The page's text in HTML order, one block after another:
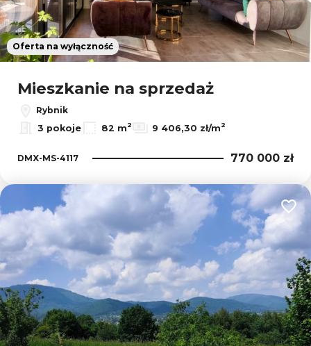
Oferta na wyłączność
Mieszkanie na sprzedaż
Rybnik
3 pokoje
82 m2 9 406,30 zł/m2
DMX-MS-4117 770 000 zł